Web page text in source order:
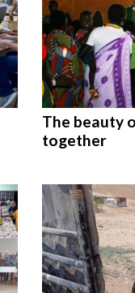
The beauty
together